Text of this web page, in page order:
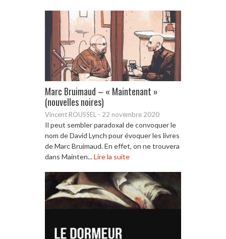
Marc Bruimaud – « Maintenant »
(nouvelles noires)
Vincent ROUSSEL - 22 novembre 2020
Il peut sembler paradoxal de convoquer le
nom de David Lynch pour évoquer les livres
de Marc Bruimaud. En effet, on ne trouvera
dans Mainten...Lire la suite